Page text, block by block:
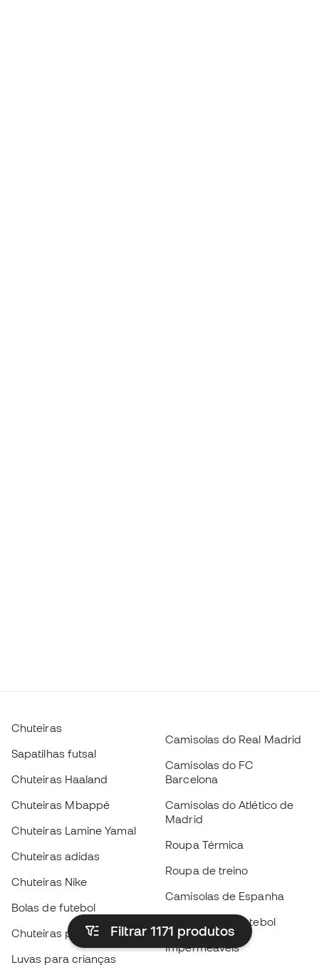
Filtrar 1171 produtos
Chuteiras
Sapatilhas futsal
Chuteiras Haaland
Chuteiras Mbappé
Chuteiras Lamine Yamal
Chuteiras adidas
Chuteiras Nike
Bolas de futebol
Chuteiras para crianças
Luvas para crianças
Camisolas do Real Madrid
Camisolas do FC
Barcelona
Camisolas do Atlético de
Madrid
Roupa Térmica
Roupa de treino
Camisolas de Espanha
Camisolas de futebol
Impermeáveis